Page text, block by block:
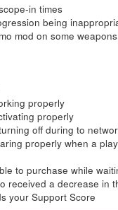
in times
being
mod on some weapons
properly
properly
off during to
properly when a
to purchase while
received a decrease in
your Support Score